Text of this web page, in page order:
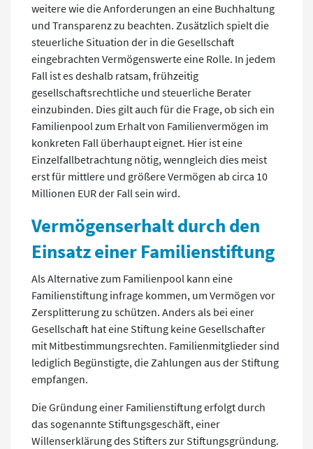
weitere wie die Anforderungen an eine Buchhaltung
und Transparenz zu beachten. Zusätzlich spielt die
steuerliche Situation der in die Gesellschaft
eingebrachten Vermögenswerte eine Rolle. In jedem
Fall ist es deshalb ratsam, frühzeitig
gesellschaftsrechtliche und steuerliche Berater
einzubinden. Dies gilt auch für die Frage, ob sich ein
Familienpool zum Erhalt von Familienvermögen im
konkreten Fall überhaupt eignet. Hier ist eine
Einzelfallbetrachtung nötig, wenngleich dies meist
erst für mittlere und größere Vermögen ab circa 10
Millionen EUR der Fall sein wird.
Vermögenserhalt durch den
Einsatz einer Familienstiftung
Als Alternative zum Familienpool kann eine
Familienstiftung infrage kommen, um Vermögen vor
Zersplitterung zu schützen. Anders als bei einer
Gesellschaft hat eine Stiftung keine Gesellschafter
mit Mitbestimmungsrechten. Familienmitglieder sind
lediglich Begünstigte, die Zahlungen aus der Stiftung
empfangen.
Die Gründung einer Familienstiftung erfolgt durch
das sogenannte Stiftungsgeschäft, einer
Willenserklärung des Stifters zur Stiftungsgründung.